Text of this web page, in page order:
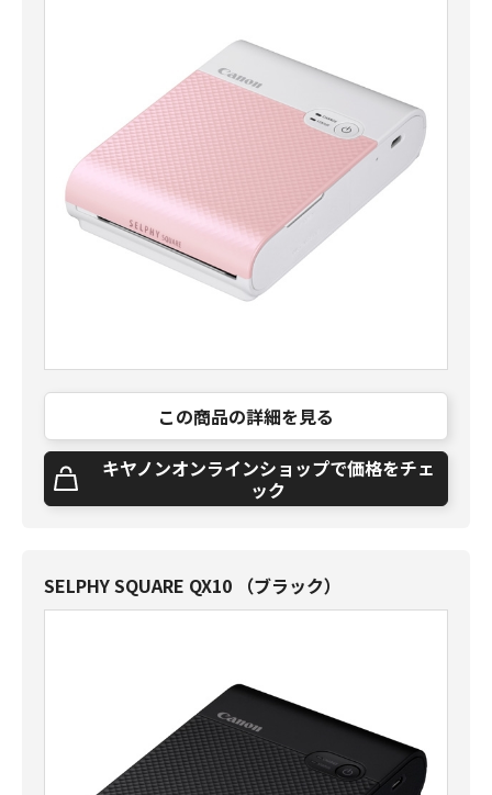
この商品の詳細を見る
キヤノンオンラインショップで価格をチェ
ック
SELPHY SQUARE QX10 （ブラック）